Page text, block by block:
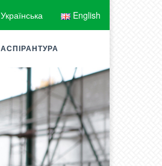
Українська English
АСПІРАНТУРА